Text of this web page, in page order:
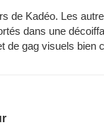
de Kadéo. Les
dans une
de gag visuels bien